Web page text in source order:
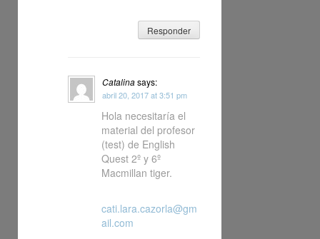
Responder
Catalinasays:
abril 20, 2017 at 3:51 pm
Hola necesitaría el
material del profesor
(test) de English
Quest 2º y 6º
Macmillan tiger.
cati.lara.cazorla@gm
ail.com